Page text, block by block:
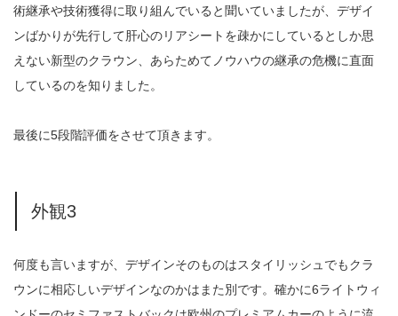
術継承や技術獲得に取り組んでいると聞いていましたが、デザイ
ンばかりが先行して肝心のリアシートを疎かにしているとしか思
えない新型のクラウン、あらためてノウハウの継承の危機に直面
しているのを知りました。
最後に5段階評価をさせて頂きます。
外観3
何度も言いますが、デザインそのものはスタイリッシュでもクラ
ウンに相応しいデザインなのかはまた別です。確かに6ライトウィ